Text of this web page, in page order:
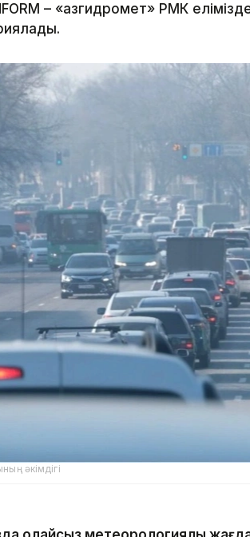
– «Қазгидромет» РМК
әкімдігі